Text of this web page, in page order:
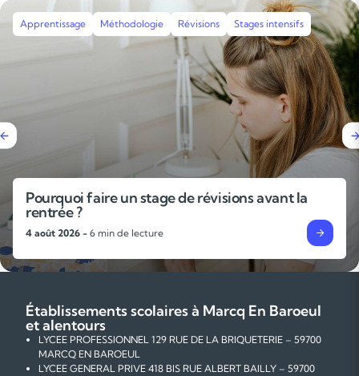
Méthodologie Révisions Stages intensifs
faire un stage de révisions avant la
6 min de lecture 31 juillet
Établissements scolaires à Marcq En Baroeul
et alentours
LYCEE PROFESSIONNEL 129 RUE DE LA BRIQUETERIE – 59700
MARCQ EN BAROEUL
LYCEE GENERAL PRIVE 418 BIS RUE ALBERT BAILLY – 59700